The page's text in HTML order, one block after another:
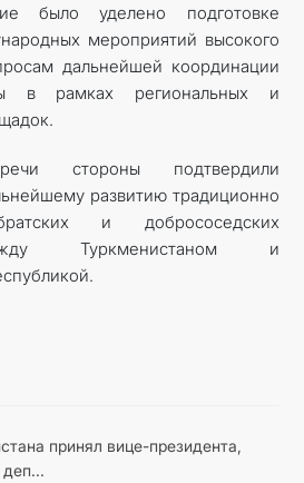
было уделено подготовке
мероприятий высокого
дальнейшей координации
в рамках региональных и
стороны подтвердили
развитию традиционно
и добрососедских
Туркменистаном и
принял вице-президента,